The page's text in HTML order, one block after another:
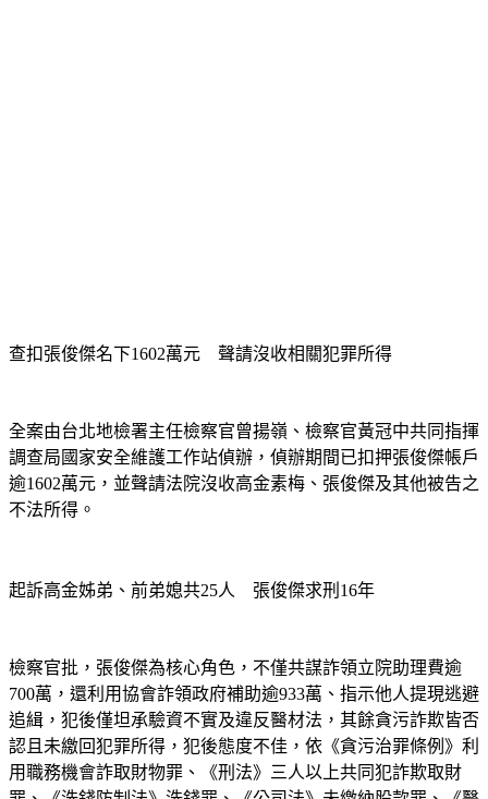
查扣張俊傑名下1602萬元　聲請沒收相關犯罪所得
全案由台北地檢署主任檢察官曾揚嶺、檢察官黃冠中共同指揮
調查局國家安全維護工作站偵辦，偵辦期間已扣押張俊傑帳戶
逾1602萬元，並聲請法院沒收高金素梅、張俊傑及其他被告之
不法所得。
起訴高金姊弟、前弟媳共25人　張俊傑求刑16年
檢察官批，張俊傑為核心角色，不僅共謀詐領立院助理費逾
700萬，還利用協會詐領政府補助逾933萬、指示他人提現逃避
追緝，犯後僅坦承驗資不實及違反醫材法，其餘貪污詐欺皆否
認且未繳回犯罪所得，犯後態度不佳，依《貪污治罪條例》利
用職務機會詐取財物罪、《刑法》三人以上共同犯詐欺取財